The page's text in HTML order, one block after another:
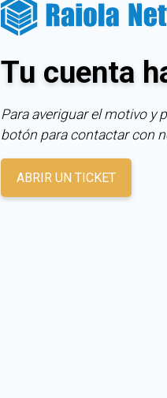
Tu cuenta
Para averiguar el motivo y
botón para contactar con
ABRIR UN TICKET